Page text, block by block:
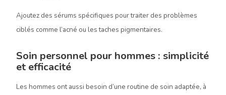
Ajoutez des sérums spécifiques pour traiter des problèmes
ciblés comme l’acné ou les taches pigmentaires.
Soin personnel pour hommes : simplicité
et efficacité
Les hommes ont aussi besoin d’une routine de soin adaptée, à